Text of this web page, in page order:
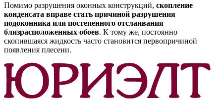
Помимо разрушения оконных конструкций, скопление
конденсата вправе стать причиной разрушения
подоконника или постепенного отслаивания
близрасположенных обоев. К тому же, постоянно
скопившаяся жидкость часто становится первопричиной
появления плесени.